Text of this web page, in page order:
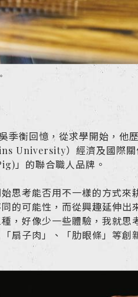
衡回憶，從求學開始，他
University）經濟及國際
」的聯合職人品牌。
思考能否用不一樣的方式來
的可能性，而從興趣延伸出
，好像少一些體驗，我就思
扇子肉」、「肋眼條」等